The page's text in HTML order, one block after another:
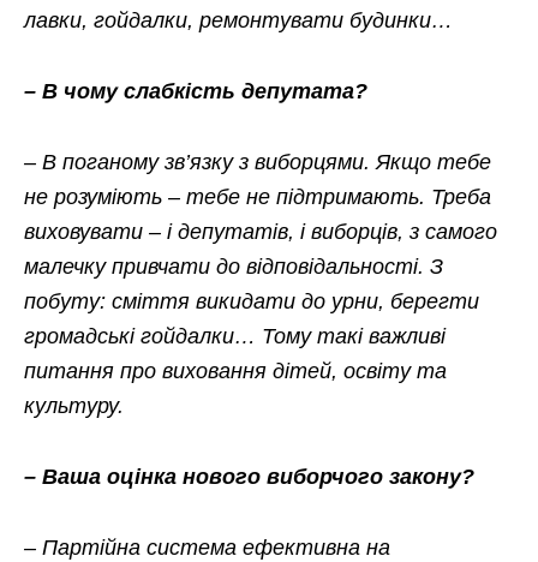
лавки, гойдалки, ремонтувати будинки…
– В чому слабкість депутата?
– В поганому зв’язку з виборцями. Якщо тебе
не розуміють – тебе не підтримають. Треба
виховувати – і депутатів, і виборців, з самого
малечку привчати до відповідальності. З
побуту: сміття викидати до урни, берегти
громадські гойдалки… Тому такі важливі
питання про виховання дітей, освіту та
культуру.
– Ваша оцінка нового виборчого закону?
– Партійна система ефективна на